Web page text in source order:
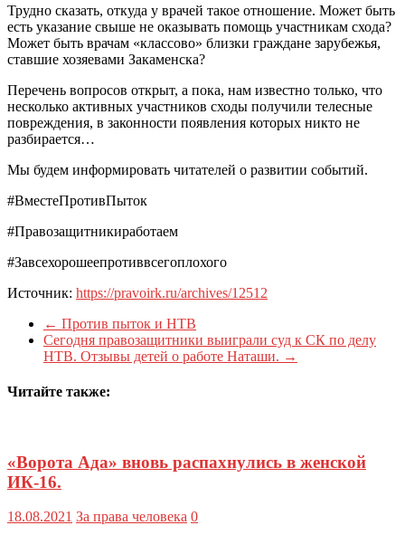
Трудно сказать, откуда у врачей такое отношение. Может быть
есть указание свыше не оказывать помощь участникам схода?
Может быть врачам «классово» близки граждане зарубежья,
ставшие хозяевами Закаменска?
Перечень вопросов открыт, а пока, нам известно только, что
несколько активных участников сходы получили телесные
повреждения, в законности появления которых никто не
разбирается…
Мы будем информировать читателей о развитии событий.
#ВместеПротивПыток
#Правозащитникиработаем
#Завсехорошеепротиввсегоплохого
Источник: https://pravoirk.ru/archives/12512
← Против пыток и НТВ
Сегодня правозащитники выиграли суд к СК по делу
НТВ. Отзывы детей о работе Наташи. →
Читайте также:
«Ворота Ада» вновь распахнулись в женской
ИК-16.
18.08.2021 За права человека 0